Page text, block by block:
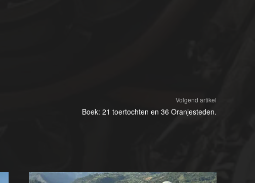
Volgend artikel
Boek: 21 toertochten en 36 Oranjesteden.